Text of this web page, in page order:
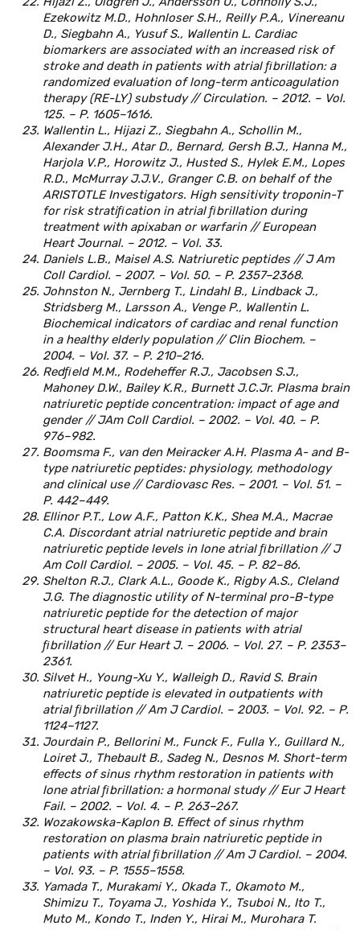
Ezekowitz M.D., Hohnloser S.H., Reilly P.A., Vinereanu
D., Siegbahn A., Yusuf S., Wallentin L. Cardiac
biomarkers are associated with an increased risk of
stroke and death in patients with atrial ﬁbrillation: a
randomized evaluation of long-term anticoagulation
therapy (RE-LY) substudy // Circulation. – 2012. – Vol.
125. – P. 1605–1616.
Wallentin L., Hijazi Z., Siegbahn A., Schollin M.,
Alexander J.H., Atar D., Bernard, Gersh B.J., Hanna M.,
Harjola V.P., Horowitz J., Husted S., Hylek E.M., Lopes
R.D., McMurray J.J.V., Granger C.B. on behalf of the
ARISTOTLE Investigators. High sensitivity troponin-T
for risk stratiﬁcation in atrial ﬁbrillation during
treatment with apixaban or warfarin // European
Heart Journal. – 2012. – Vol. 33.
Daniels L.B., Maisel A.S. Natriuretic peptides // J Am
Coll Cardiol. – 2007. – Vol. 50. – P. 2357–2368.
Johnston N., Jernberg T., Lindahl B., Lindback J.,
Stridsberg M., Larsson A., Venge P., Wallentin L.
Biochemical indicators of cardiac and renal function
in a healthy elderly population // Clin Biochem. –
2004. – Vol. 37. – P. 210–216.
Redﬁeld M.M., Rodeheffer R.J., Jacobsen S.J.,
Mahoney D.W., Bailey K.R., Burnett J.C.Jr. Plasma brain
natriuretic peptide concentration: impact of age and
gender // JAm Coll Cardiol. – 2002. – Vol. 40. – P.
976–982.
Boomsma F., van den Meiracker A.H. Plasma A- and B-
type natriuretic peptides: physiology, methodology
and clinical use // Cardiovasc Res. – 2001. – Vol. 51. –
P. 442–449.
Ellinor P.T., Low A.F., Patton K.K., Shea M.A., Macrae
C.A. Discordant atrial natriuretic peptide and brain
natriuretic peptide levels in lone atrial ﬁbrillation // J
Am Coll Cardiol. – 2005. – Vol. 45. – P. 82–86.
Shelton R.J., Clark A.L., Goode K., Rigby A.S., Cleland
J.G. The diagnostic utility of N-terminal pro-B-type
natriuretic peptide for the detection of major
structural heart disease in patients with atrial
ﬁbrillation // Eur Heart J. – 2006. – Vol. 27. – P. 2353–
2361.
Silvet H., Young-Xu Y., Walleigh D., Ravid S. Brain
natriuretic peptide is elevated in outpatients with
atrial ﬁbrillation // Am J Cardiol. – 2003. – Vol. 92. – P.
1124–1127.
Jourdain P., Bellorini M., Funck F., Fulla Y., Guillard N.,
Loiret J., Thebault B., Sadeg N., Desnos M. Short-term
effects of sinus rhythm restoration in patients with
lone atrial ﬁbrillation: a hormonal study // Eur J Heart
Fail. – 2002. – Vol. 4. – P. 263–267.
Wozakowska-Kaplon B. Effect of sinus rhythm
restoration on plasma brain natriuretic peptide in
patients with atrial ﬁbrillation // Am J Cardiol. – 2004.
– Vol. 93. – P. 1555–1558.
Yamada T., Murakami Y., Okada T., Okamoto M.,
Shimizu T., Toyama J., Yoshida Y., Tsuboi N., Ito T.,
Muto M., Kondo T., Inden Y., Hirai M., Murohara T.